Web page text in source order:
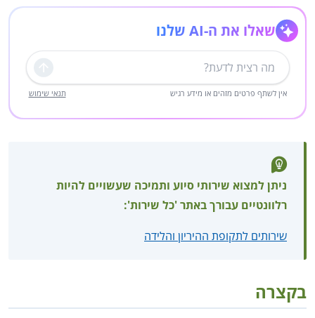
שאלו את ה-AI שלנו
שליחה
אין לשתף פרטים מזהים או מידע רגיש תנאי שימוש
ניתן למצוא שירותי סיוע ותמיכה שעשויים להיות
רלוונטיים עבורך באתר 'כל שירות':
שירותים לתקופת ההיריון והלידה
בקצרה